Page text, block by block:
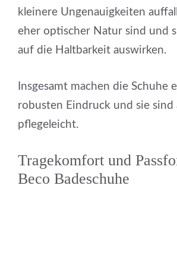
kleinere Ungenauigkeiten
eher optischer Natur sind und
auf die Haltbarkeit auswirken.
Insgesamt machen die Schuhe
robusten Eindruck und sie sind
pflegeleicht.
Tragekomfort und
Beco Badeschuhe